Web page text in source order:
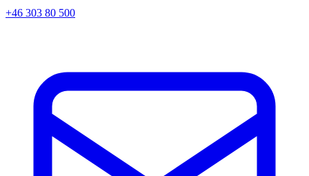
+46 303 80 500